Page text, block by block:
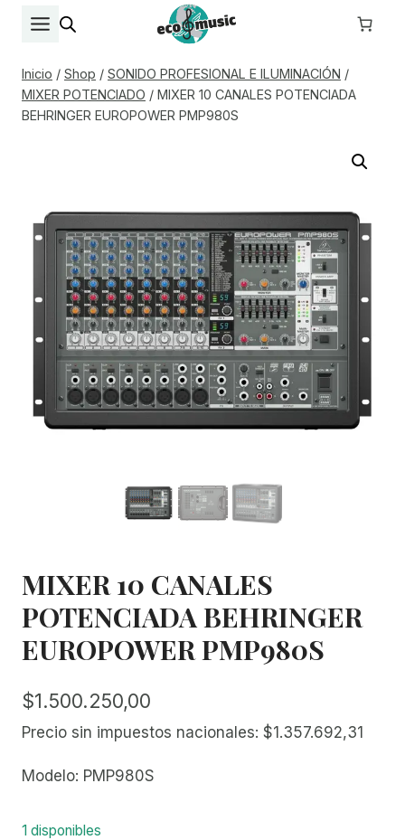
Inicio / Shop / SONIDO PROFESIONAL E ILUMINACIÓN /
MIXER POTENCIADO / MIXER 10 CANALES POTENCIADA
BEHRINGER EUROPOWER PMP980S
MIXER 10 CANALES
POTENCIADA BEHRINGER
EUROPOWER PMP980S
$1.500.250,00
Precio sin impuestos nacionales: $1.357.692,31
Modelo: PMP980S
1 disponibles